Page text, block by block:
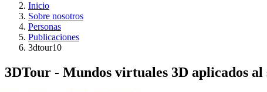
Inicio
Sobre nosotros
Personas
Publicaciones
3dtour10
3DTour - Mundos virtuales 3D aplicados al